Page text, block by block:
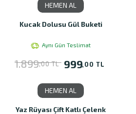
HEMEN AL
Kucak Dolusu Gül Buketi
Aynı Gün Teslimat
1.899,00 TL 999,00 TL
HEMEN AL
Yaz Rüyası Çift Katlı Çelenk